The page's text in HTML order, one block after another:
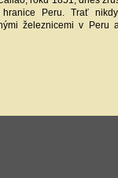
Peru. Trať
železnicemi v